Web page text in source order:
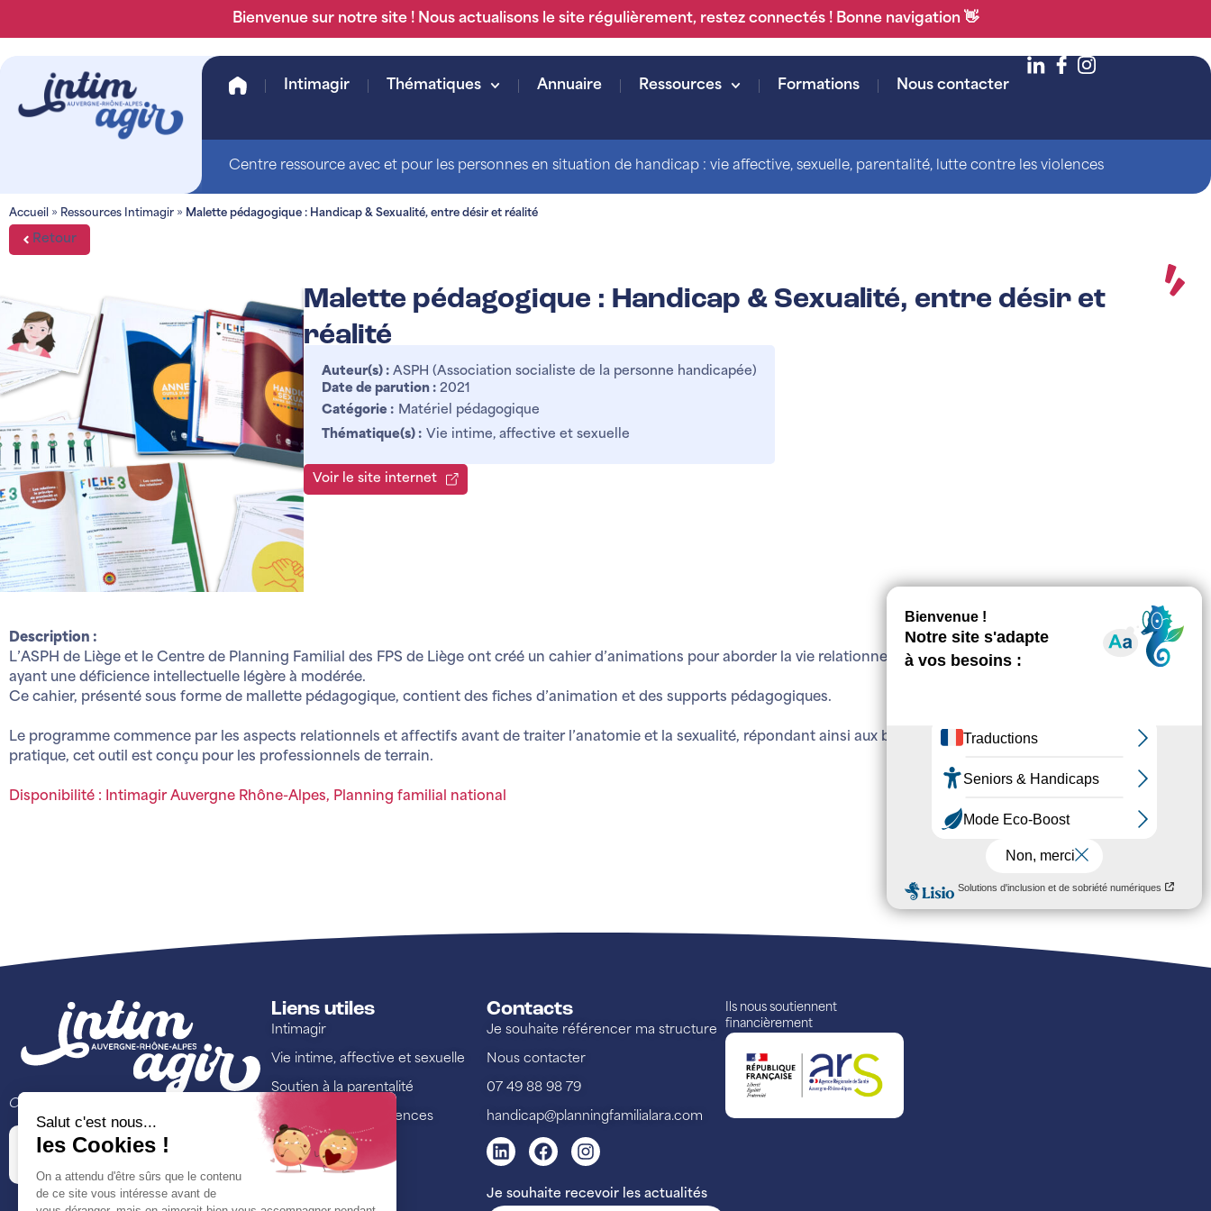
Bienvenue sur notre site ! Nous actualisons le site régulièrement, restez connectés ! Bonne navigation 👋
Intimagir Thématiques Annuaire Ressources Formations Nous contacter
Centre ressource avec et pour les personnes en situation de handicap : vie affective, sexuelle, parentalité, lutte contre les violences
Accueil » Ressources Intimagir » Malette pédagogique : Handicap & Sexualité, entre désir et réalité
Retour
Malette pédagogique : Handicap & Sexualité, entre désir et
réalité
Auteur(s) : ASPH (Association socialiste de la personne handicapée)
Date de parution : 2021
Catégorie : Matériel pédagogique
Thématique(s) : Vie intime, affective et sexuelle
Voir le site internet
Description :
L’ASPH de Liège et le Centre de Planning Familial des FPS de Liège ont créé un cahier d’animations pour aborder la vie relationnelle, affective et sexuelle avec des personnes
ayant une déficience intellectuelle légère à modérée.
Ce cahier, présenté sous forme de mallette pédagogique, contient des fiches d’animation et des supports pédagogiques.
Le programme commence par les aspects relationnels et affectifs avant de traiter l’anatomie et la sexualité, répondant ainsi aux besoins des participants. Adaptable et
pratique, cet outil est conçu pour les professionnels de terrain.
Disponibilité : Intimagir Auvergne Rhône-Alpes, Planning familial national
Ce site est porté par
Liens utiles
Intimagir
Vie intime, affective et sexuelle
Soutien à la parentalité
Lutte contre les violences
Annuaire
Ressources
Contacts
Je souhaite référencer ma structure
Nous contacter
07 49 88 98 79
handicap@planningfamilialara.com
Je souhaite recevoir les actualités
Ils nous soutiennent
financièrement